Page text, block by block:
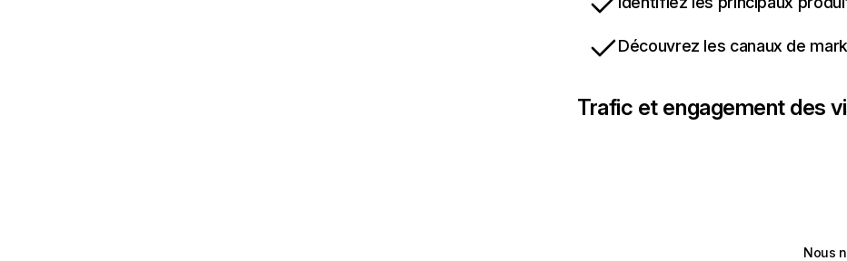
Découvrez les canaux de
Trafic et engagement des
Nous